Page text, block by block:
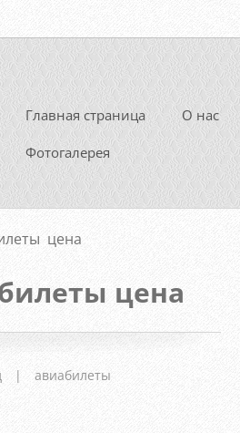
Главная страница О нас
Фотогалерея
цена
цена
|
авиабилеты